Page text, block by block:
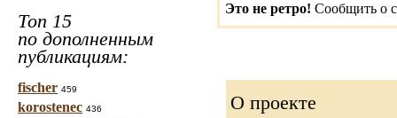
Топ 15
по дополненным
публикациям:
fischer 459
korostenec 436
Это не ретро! Сообщить о
О проекте